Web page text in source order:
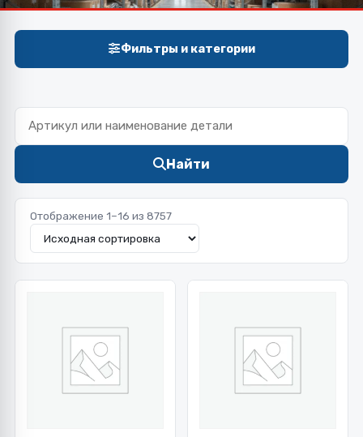
Фильтры и категории
Найти
Отображение 1–16 из 8757